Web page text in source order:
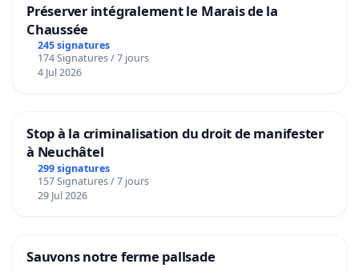
Préserver intégralement le Marais de la
Chaussée
245 signatures
174 Signatures / 7 jours
4 Jul 2026
Stop à la criminalisation du droit de manifester
à Neuchâtel
299 signatures
157 Signatures / 7 jours
29 Jul 2026
Sauvons notre ferme pallsade